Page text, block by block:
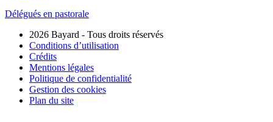
Délégués en pastorale
2026 Bayard - Tous droits réservés
Conditions d’utilisation
Crédits
Mentions légales
Politique de confidentialité
Gestion des cookies
Plan du site